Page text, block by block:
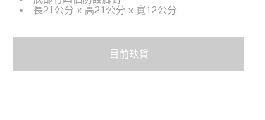
長21公分 x 高21公分 x 寬12公分
目前缺貨